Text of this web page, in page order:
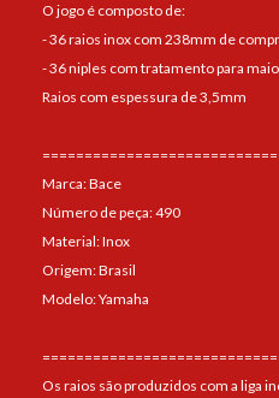
O jogo é composto de:
- 36 raios inox com 238mm de
- 36 niples com tratamento para
Raios com espessura de 3,5mm
Marca: Bace
Número de peça: 490
Material: Inox
Origem: Brasil
Modelo: Yamaha
Os raios são produzidos com a liga